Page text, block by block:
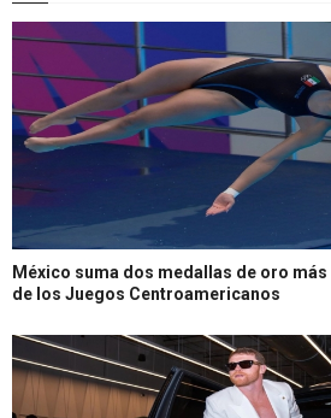
México suma dos medallas de oro
de los Juegos Centroamericanos